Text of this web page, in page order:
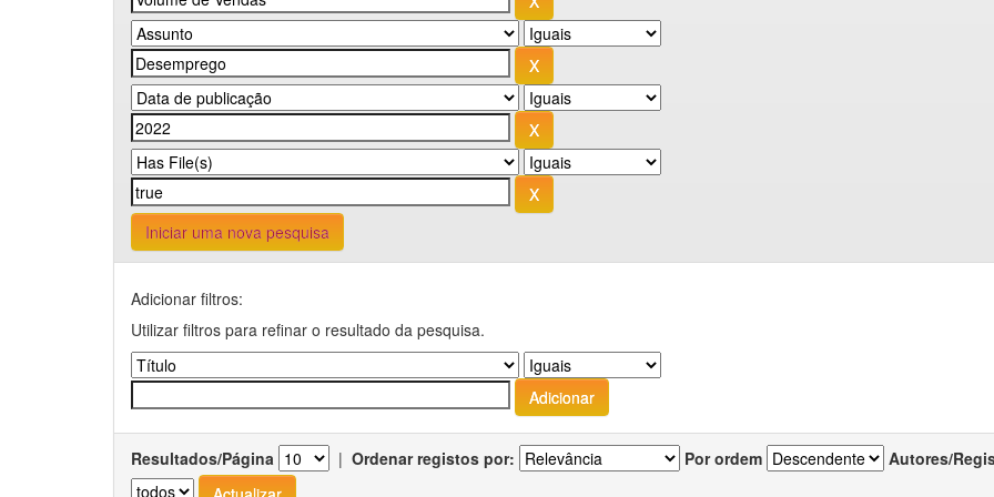
Iniciar uma nova pesquisa
Adicionar filtros:
Utilizar filtros para refinar o resultado da pesquisa.
Resultados/Página | Ordenar registos por: Por ordem Autores/